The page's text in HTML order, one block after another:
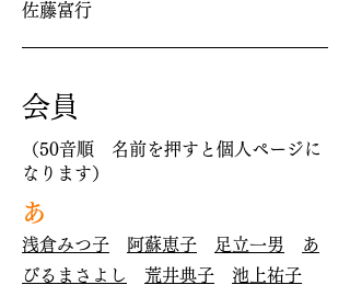
佐藤富行
会員
（50音順 名前を押すと個人ページに
なります）
あ
浅倉みつ子 阿蘇恵子 足立一男
あ
びるまさよし
荒井典子
池上祐子